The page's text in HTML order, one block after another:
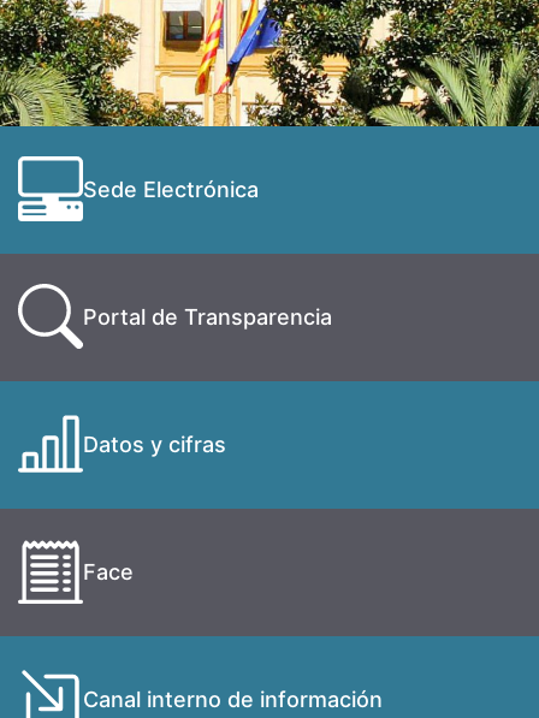
Sede Electrónica
Portal de Transparencia
Datos y cifras
Face
Canal interno de información